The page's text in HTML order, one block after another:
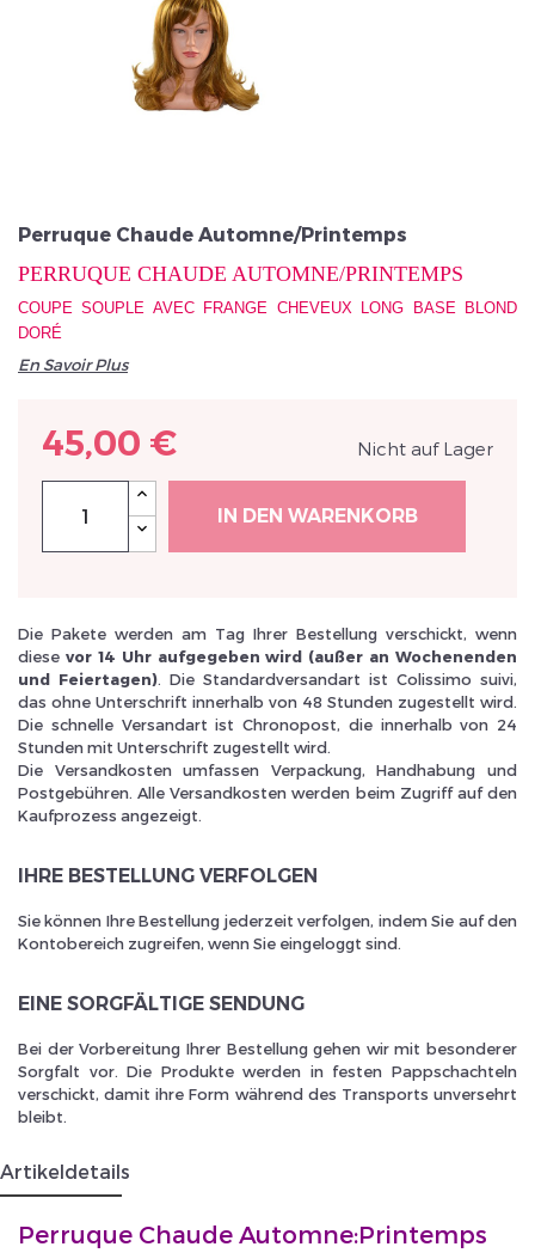
Inscrivez vous et ainsi bénéficier des tarifs professionnel
Perruque Chaude Automne/Printemps
PERRUQUE CHAUDE AUTOMNE/PRINTEMPS
COUPE SOUPLE AVEC FRANGE CHEVEUX LONG BASE BLOND
DORÉ
En Savoir Plus
45,00 € Nicht auf Lager
IN DEN WARENKORB
Die Pakete werden am Tag Ihrer Bestellung verschickt, wenn
diese vor 14 Uhr aufgegeben wird (außer an Wochenenden
und Feiertagen) . Die Standardversandart ist Colissimo suivi,
das ohne Unterschrift innerhalb von 48 Stunden zugestellt wird.
Die schnelle Versandart ist Chronopost, die innerhalb von 24
Stunden mit Unterschrift zugestellt wird.
Die Versandkosten umfassen Verpackung, Handhabung und
Postgebühren. Alle Versandkosten werden beim Zugriff auf den
Kaufprozess angezeigt.
IHRE BESTELLUNG VERFOLGEN
Sie können Ihre Bestellung jederzeit verfolgen, indem Sie auf den
Kontobereich zugreifen, wenn Sie eingeloggt sind.
EINE SORGFÄLTIGE SENDUNG
Bei der Vorbereitung Ihrer Bestellung gehen wir mit besonderer
Sorgfalt vor. Die Produkte werden in festen Pappschachteln
verschickt, damit ihre Form während des Transports unversehrt
bleibt.
Artikeldetails
Perruque Chaude Automne:Printemps